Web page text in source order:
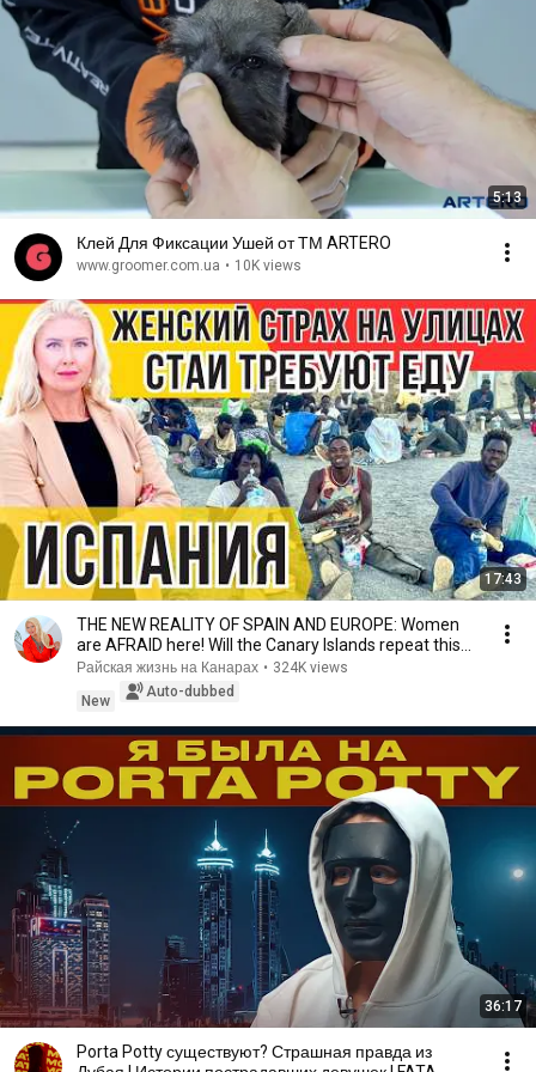
5:13
Клей Для Фиксации Ушей от ТМ ARTERO
www.groomer.com.ua • 10K views
17:43
THE NEW REALITY OF SPAIN AND EUROPE: Women
are AFRAID here! Will the Canary Islands repeat this
n...
Райская жизнь на Канарах • 324K views
New
Auto-dubbed
36:17
Porta Potty существуют? Страшная правда из